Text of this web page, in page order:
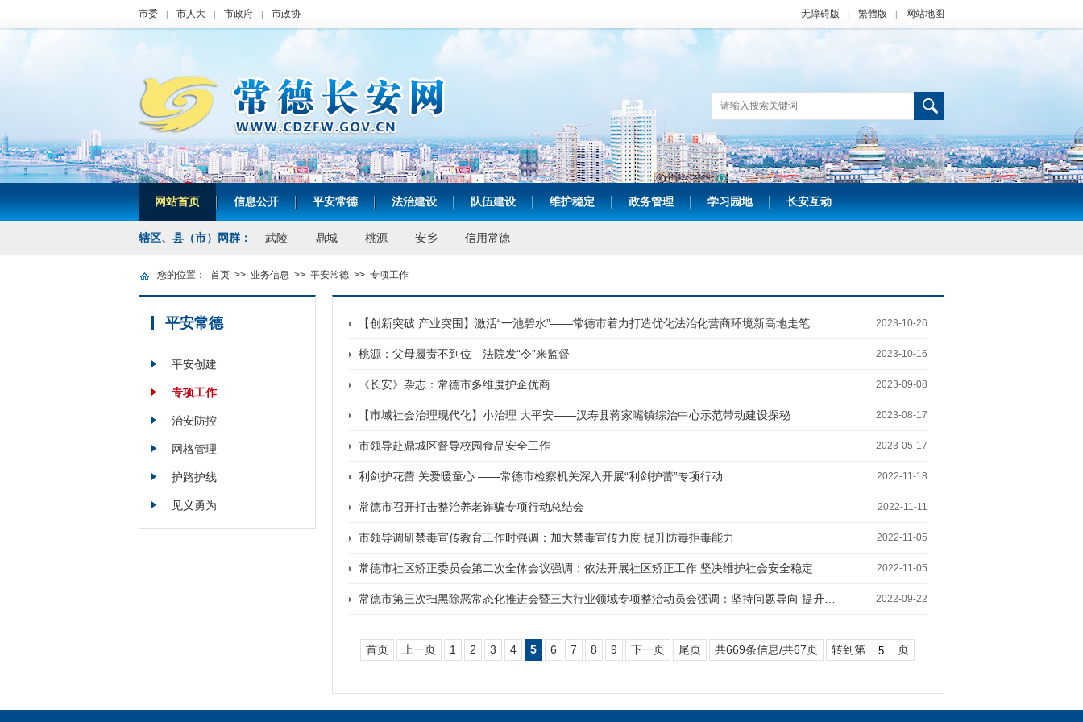
市委 | 市人大 | 市政府 | 市政协 无障碍版 | 繁體版 | 网站地图
网站首页 | 信息公开 | 平安常德 | 法治建设 | 队伍建设 | 维护稳定 | 政务管理 | 学习园地 | 长安互动
辖区、县（市）网群： 武陵 鼎城 桃源 安乡 信用常德
您的位置： 首页 >> 业务信息 >> 平安常德 >> 专项工作
平安常德
平安创建
专项工作
治安防控
网格管理
护路护线
见义勇为
2023-10-26
【创新突破 产业突围】激活“一池碧水”——常德市着力打造优化法治化营商环境新高地走笔
2023-10-16
桃源：父母履责不到位 法院发“令”来监督
2023-09-08
《长安》杂志：常德市多维度护企优商
2023-08-17
【市域社会治理现代化】小治理 大平安——汉寿县蒋家嘴镇综治中心示范带动建设探秘
2023-05-17
市领导赴鼎城区督导校园食品安全工作
2022-11-18
利剑护花蕾 关爱暖童心 ——常德市检察机关深入开展“利剑护蕾”专项行动
2022-11-11
常德市召开打击整治养老诈骗专项行动总结会
2022-11-05
市领导调研禁毒宣传教育工作时强调：加大禁毒宣传力度 提升防毒拒毒能力
2022-11-05
常德市社区矫正委员会第二次全体会议强调：依法开展社区矫正工作 坚决维护社会安全稳定
2022-09-22
常德市第三次扫黑除恶常态化推进会暨三大行业领域专项整治动员会强调：坚持问题导向 提升…
首页 上一页 1 2 3 4 5 6 7 8 9 下一页 尾页 共669条信息/共67页 转到第 页